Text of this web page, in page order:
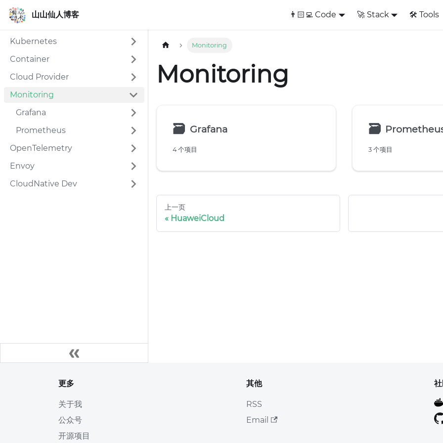
山山仙人博客 👨🏻‍💻 Code 🚀 Stack 🛠️ Tools
山山仙人博客
Kubernetes
Container
Cloud Provider
Monitoring
Grafana
Prometheus
OpenTelemetry
Envoy
CloudNative Dev
Monitoring
Monitoring
🗃 Grafana
4 个项目
🗃
3 个项目
上一页
HuaweiCloud
更多
关于我
公众号
开源项目
其他
RSS
Email